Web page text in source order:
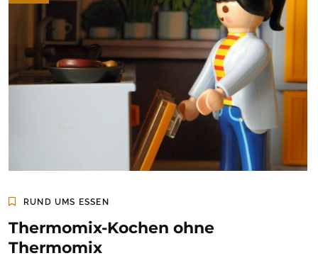
RUND UMS ESSEN
Thermomix-Kochen ohne
Thermomix